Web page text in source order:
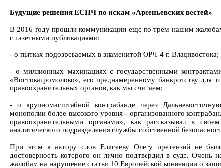
Будущие решения ЕСПЧ по искам «Арсеньевских вестей»
В 2016 году прошли коммуникации еще по трем нашим
с газетными публикациями:
- о пытках подозреваемых в знаменитой ОРЧ-4 г. Владивостока;
- о миллионных махинациях с государственными
«Востокагромолоко», его преднамеренному банкротству для
правоохранительных органов, как мы считаем;
- о крупномасштабной контрабанде через
монополии более высокого уровня - организованного
правоохранительными органами», как рассказывал в
аналитического подразделения службы собственной
При этом к автору слов Елисееву Олегу претензий не
достоверность которого он лично подтвердил в суде.
жалобам на нарушение статьи 10 Европейской конвенции о